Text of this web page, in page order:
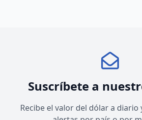
Suscríbete a
Recibe el valor del dólar a diario